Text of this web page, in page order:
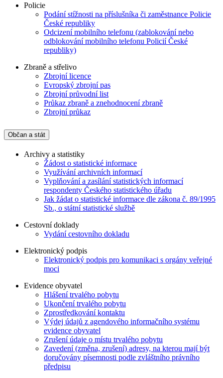
Policie
Podání stížnosti na příslušníka či zaměstnance Policie
České republiky
Odcizení mobilního telefonu (zablokování nebo
odblokování mobilního telefonu Policií České
republiky)
Zbraně a střelivo
Zbrojní licence
Evropský zbrojní pas
Zbrojní průvodní list
Průkaz zbraně a znehodnocení zbraně
Zbrojní průkaz
Občan a stát
Archivy a statistiky
Žádost o statistické informace
Využívání archivních informací
Vyplňování a zasílání statistických informací
respondenty Českého statistického úřadu
Jak žádat o statistické informace dle zákona č. 89/1995
Sb., o státní statistické službě
Cestovní doklady
Vydání cestovního dokladu
Elektronický podpis
Elektronický podpis pro komunikaci s orgány veřejné
moci
Evidence obyvatel
Hlášení trvalého pobytu
Ukončení trvalého pobytu
Zprostředkování kontaktu
Výdej údajů z agendového informačního systému
evidence obyvatel
Zrušení údaje o místu trvalého pobytu
Zavedení (změna, zrušení) adresy, na kterou mají být
doručovány písemnosti podle zvláštního právního
předpisu